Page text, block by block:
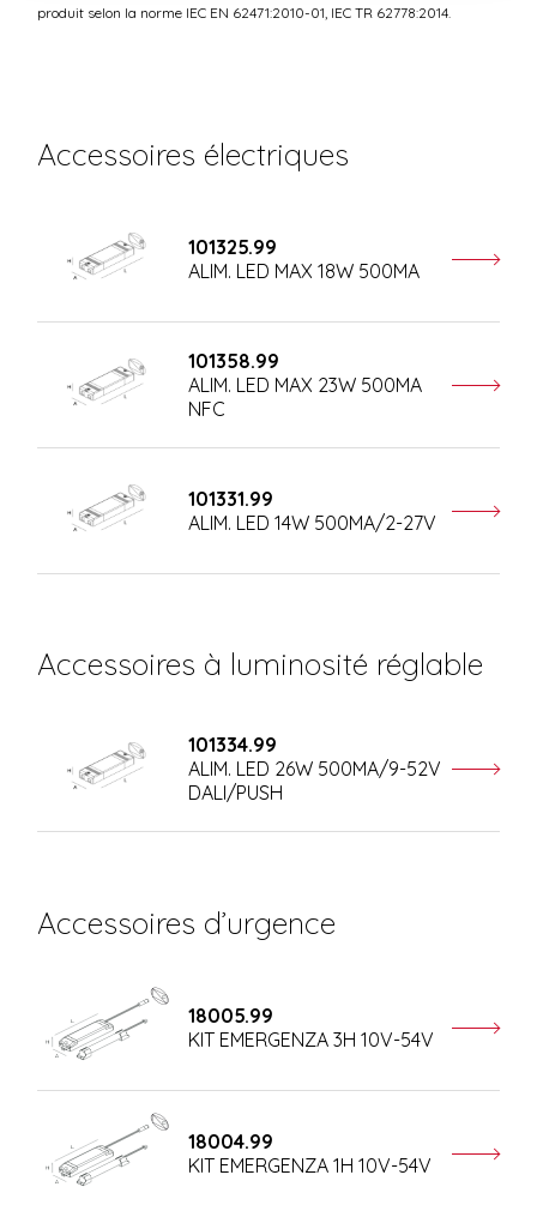
produit selon la norme IEC EN 62471:2010-01, IEC TR 62778:2014.
Accessoires électriques
101325.99
ALIM. LED MAX 18W 500MA
101358.99
ALIM. LED MAX 23W 500MA
NFC
101331.99
ALIM. LED 14W 500MA/2-27V
Accessoires à luminosité réglable
101334.99
ALIM. LED 26W 500MA/9-52V
DALI/PUSH
Accessoires d’urgence
18005.99
KIT EMERGENZA 3H 10V-54V
18004.99
KIT EMERGENZA 1H 10V-54V